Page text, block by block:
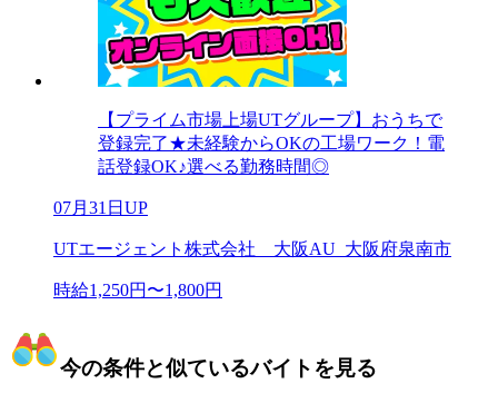
【プライム市場上場UTグループ】おうちで
登録完了★未経験からOKの工場ワーク！電
話登録OK♪選べる勤務時間◎
07月31日UP
UTエージェント株式会社 大阪AU_大阪府泉南市
時給1,250円〜1,800円
今の条件と似ているバイトを見る